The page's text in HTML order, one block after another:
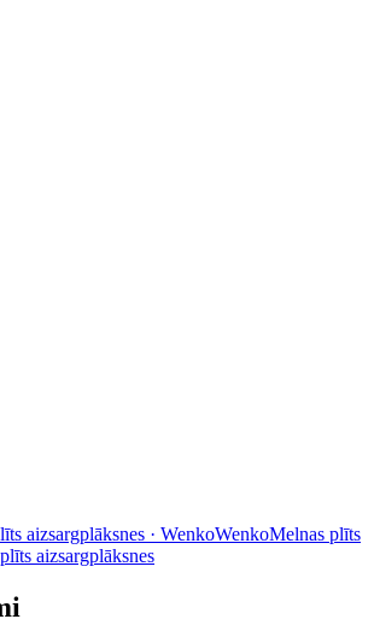
aizsargplāksnes · WenkoWenkoMelnas plīts
aizsargplāksnes